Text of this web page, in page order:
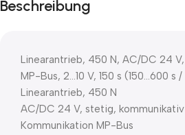
Beschreibung
Linearantrieb, 450 N, AC/DC 24 V,
MP-Bus, 2…10 V, 150 s (150…600 s /
Linearantrieb, 450 N
AC/DC 24 V, stetig, kommunikativ
Kommunikation MP-Bus